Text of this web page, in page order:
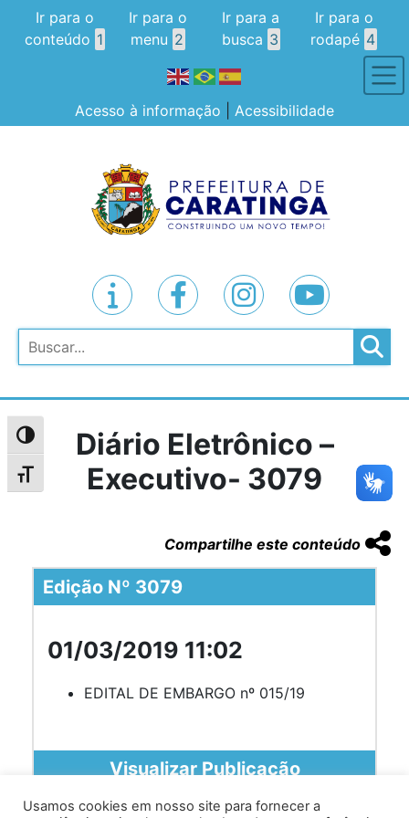
Alternar alto contraste
Alternar tamanho da fonte
Ir para o
conteúdo 1
Ir para o
menu 2
Ir para a
busca 3
Ir para o
rodapé 4
Acesso à informação Acessibilidade
Pesquisar
Diário Eletrônico –
Executivo- 3079
Compartilhe este conteúdo
Edição Nº 3079
01/03/2019 11:02
EDITAL DE EMBARGO nº 015/19
Visualizar Publicação
Usamos cookies em nosso site para fornecer a